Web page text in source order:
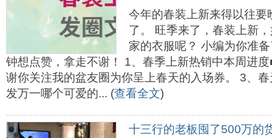
今年的春装上新来得以往要
了。 旺季来了，春装上新
家的衣服呢？ 小编为你准
钟想点赞，拿走不谢！ 1、春季上新热销中本周进
谢你关注我的盆友圈为你呈上春天的入场券。 3、
发万一哪个可爱的... (查看全文)
十三行的老板囤了500万的